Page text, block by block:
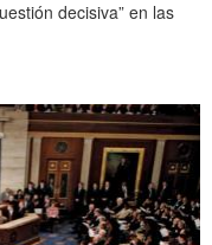
decisiva” en las